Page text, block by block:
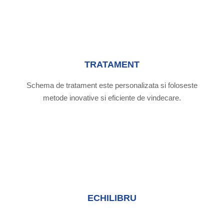
TRATAMENT
Schema de tratament este personalizata si foloseste
metode inovative si eficiente de vindecare.
ECHILIBRU